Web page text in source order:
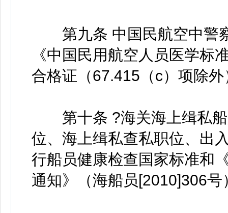
第九条 中国民航空中警
《中国民用航空人员医学标
合格证（67.415（c）项除
第十条 ?海关海上缉私船
位、海上缉私查私职位、出
行船员健康检查国家标准和
通知》（海船员[2010]306号